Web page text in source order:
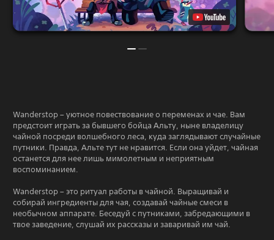
Wanderstop – уютное повествование о переменах и чае. Вам
предстоит играть за бывшего бойца Альту, ныне владелицу
чайной посреди волшебного леса, куда заглядывают случайные
путники. Правда, Альте тут не нравится. Если она уйдет, чайная
останется для нее лишь мимолетным и неприятным
воспоминанием.
Wanderstop – это ритуал работы в чайной. Выращивай и
собирай ингредиенты для чая, создавай чайные смеси в
необычном аппарате. Беседуй с путниками, забредающими в
твое заведение, слушай их рассказы и заваривай им чай.